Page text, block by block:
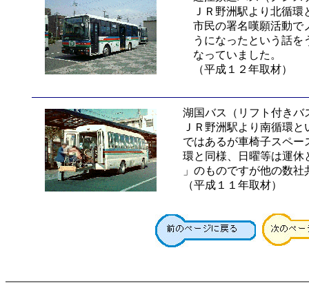
ＪＲ野洲駅より北循
市民の署名嘆願活動で
うになったという話
なっていました。
（平成１２年取材）
湖国バス（リフト付きバ
ＪＲ野洲駅より南循環
ではあるが車椅子スペ
環と同様、日曜等は運休
」のものですが他の数
（平成１１年取材）